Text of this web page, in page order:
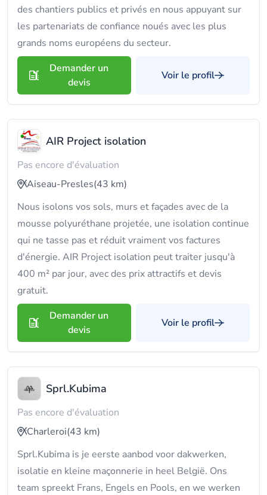
des chantiers publics et privés en nous appuyant sur
les partenariats de confiance noués avec les plus
grands noms européens du secteur.
Demander un
devis
Voir le profil
AIR Project isolation
Pas encore d'évaluation
Aiseau-Presles(43 km)
Nous isolons vos sols, murs et façades avec de la
mousse polyuréthane projetée, une isolation continue
qui ne tasse pas et réduit vraiment vos factures
d'énergie. AIR Project isolation peut traiter jusqu'à
400 m² par jour, avec des prix attractifs et devis
gratuit.
Demander un
devis
Voir le profil
Sprl.Kubima
Pas encore d'évaluation
Charleroi(43 km)
Sprl.Kubima is je eerste aanbod voor dakwerken,
isolatie en kleine maçonnerie in heel België. Ons
team spreekt Frans, Engels en Pools, en we werken